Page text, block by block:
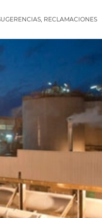
RECLAMACIONES